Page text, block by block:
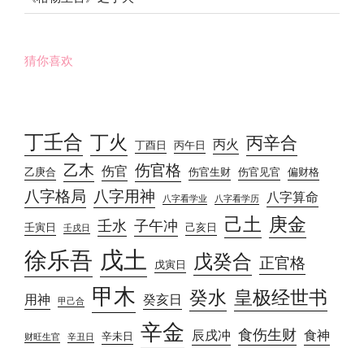
猜你喜欢
丁壬合 丁火 丁酉日 丙午日 丙火 丙辛合
乙庚合 乙木 伤官 伤官格 伤官生财 伤官见官 偏财格
八字格局 八字用神 八字看学业 八字看学历 八字算命
壬寅日 壬戌日 壬水 子午冲 己亥日 己土 庚金
徐乐吾 戊土 戊寅日 戊癸合 正官格
用神 甲己合 甲木 癸亥日 癸水 皇极经世书
财旺生官 辛丑日 辛未日 辛金 辰戌冲 食伤生财 食神